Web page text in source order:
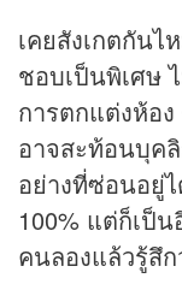
เคยสังเกตกัน
ชอบเป็นพิเศษ
การตกแต่งห้อ
อาจสะท้อนบุค
อย่างที่ซ่อนอยู่
100% แต่ก็เป็
คนลองแล้วรู้สึ